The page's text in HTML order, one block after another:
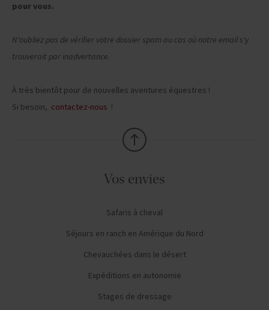
pour vous.
N'oubliez pas de vérifier votre dossier spam au cas où notre email s'y
trouverait par inadvertance.
À très bientôt pour de nouvelles aventures équestres !
Si besoin, contactez-nous !
Vos envies
Safaris à cheval
Séjours en ranch en Amérique du Nord
Chevauchées dans le désert
Expéditions en autonomie
Stages de dressage